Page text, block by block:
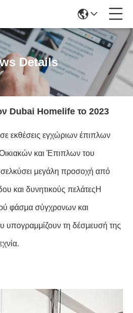
Details
Dubai Homelife το 2023
εκθέσεις εγχώριων έπιπλων
και Έπιπλων του
μεγάλη προσοχή από
και δυνητικούς πελάτεςΗ
φάσμα σύγχρονων και
υπογραμμίζουν τη δέσμευσή της